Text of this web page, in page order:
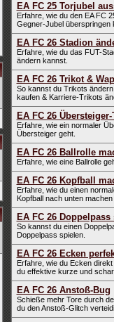
EA FC 25 Torjubel
Erfahre, wie du den EA FC
Gegner-Jubel überspringen
EA FC 26 Stadion
Erfahre, wie du das FUT-
ändern kannst.
EA FC 26 Trikot &
So kannst du Trikots
kaufen & Karriere-Trikots
EA FC 26 Übersteiger-
Erfahre, wie ein normaler
Übersteiger geht.
EA FC 26 Ballrolle
Erfahre, wie eine Ballrolle
EA FC 26 Kopfball
Erfahre, wie du einen
Kopfball nach unten machen
EA FC 26
So kannst du einen
Doppelpass spielen.
EA FC 26 Ecken
Erfahre, wie du Ecken
du effektive kurze und
EA FC 26 Anstoß-Bug
Schieße mehr Tore durch
du den Anstoß-Glitch